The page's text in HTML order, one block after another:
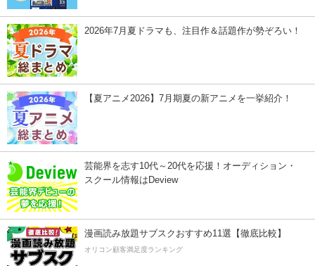
2026年7月夏ドラマも、注目作＆話題作が勢ぞろい！
【夏アニメ2026】7月期夏の新アニメを一挙紹介！
芸能界を志す10代～20代を応援！オーディション・
スクール情報はDeview
漫画読み放題サブスクおすすめ11選【徹底比較】
オリコン顧客満足度ランキング